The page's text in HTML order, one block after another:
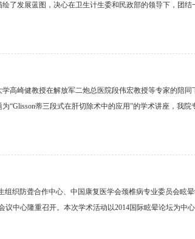
了发展蓝图，决心在卫生计生委和民政部的领导下，团
高崎健教授在解放军二炮总医院段伟宏教授等专家的陪
“Glisson蒂三段式在肝切除术中的应用”的学术讲座，我
组织防聋合作中心、中国康复医学会颈椎病专业委员会眩
议中心隆重召开。本次学术活动以2014国际眩晕论坛为中